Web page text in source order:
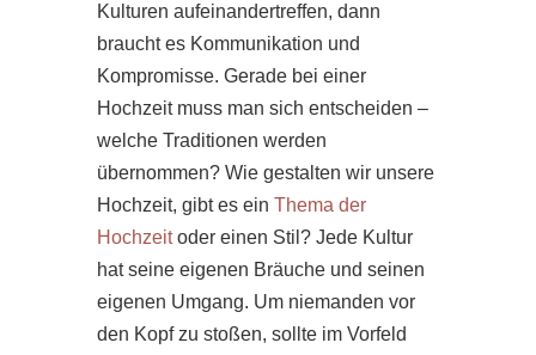
Kulturen aufeinandertreffen, dann
braucht es Kommunikation und
Kompromisse. Gerade bei einer
Hochzeit muss man sich entscheiden –
welche Traditionen werden
übernommen? Wie gestalten wir unsere
Hochzeit, gibt es ein Thema der
Hochzeit oder einen Stil? Jede Kultur
hat seine eigenen Bräuche und seinen
eigenen Umgang. Um niemanden vor
den Kopf zu stoßen, sollte im Vorfeld